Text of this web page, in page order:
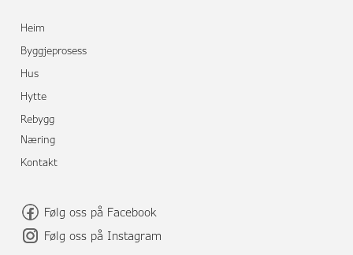
Heim
Byggjeprosess
Hus
Hytte
Rebygg
Næring
Kontakt
Følg oss på Facebook
Følg oss på Instagram